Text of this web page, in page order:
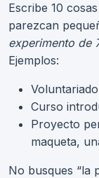
Escribe 10
parezcan
experimento de
Ejemplos:
Curso
Proyecto
maqueta,
No busques “la